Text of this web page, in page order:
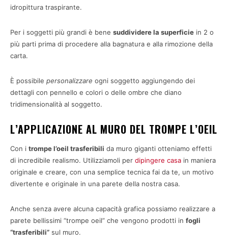
idropittura traspirante.
Per i soggetti più grandi è bene suddividere la superficie in 2 o
più parti prima di procedere alla bagnatura e alla rimozione della
carta.
È possibile personalizzare ogni soggetto aggiungendo dei
dettagli con pennello e colori o delle ombre che diano
tridimensionalità al soggetto.
L’APPLICAZIONE AL MURO DEL TROMPE L’OEIL
Con i trompe l’oeil trasferibili da muro giganti otteniamo effetti
di incredibile realismo. Utilizziamoli per dipingere casa in maniera
originale e creare, con una semplice tecnica fai da te, un motivo
divertente e originale in una parete della nostra casa.
Anche senza avere alcuna capacità grafica possiamo realizzare a
parete bellissimi “trompe oeil” che vengono prodotti in fogli
“trasferibili” sul muro.